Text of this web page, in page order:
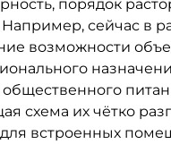
порядок
сейчас в
возможности
общественного
схема их чётко
встроенных